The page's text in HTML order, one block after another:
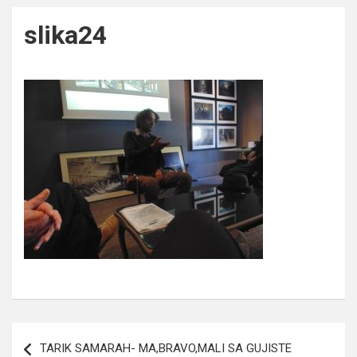
slika24
TARIK SAMARAH- MA,BRAVO,MALI SA GUJISTE